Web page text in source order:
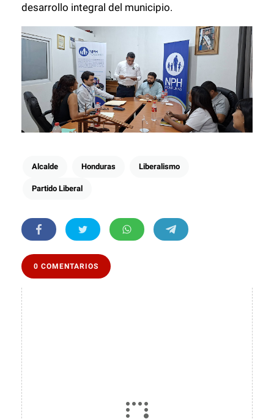
desarrollo integral del municipio.
Alcalde Honduras Liberalismo
Partido Liberal
0 COMENTARIOS